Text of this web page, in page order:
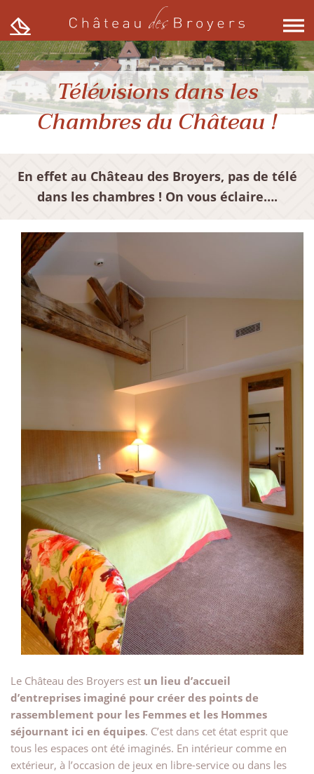
content
Télévisions dans les
Chambres du Château !
En effet au Château des Broyers, pas de télé
dans les chambres ! On vous éclaire….
Le Château des Broyers est un lieu d’accueil
d’entreprises imaginé pour créer des points de
rassemblement pour les Femmes et les Hommes
séjournant ici en équipes. C’est dans cet état esprit que
tous les espaces ont été imaginés. En intérieur comme en
extérieur, à l’occasion de jeux en libre-service ou dans les